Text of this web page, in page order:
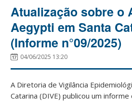
Atualização sobre o
Aegypti em Santa
(Informe n°09/2025)
04/06/2025 13:20
A Diretoria de Vigilância
Catarina (DIVE) publicou um